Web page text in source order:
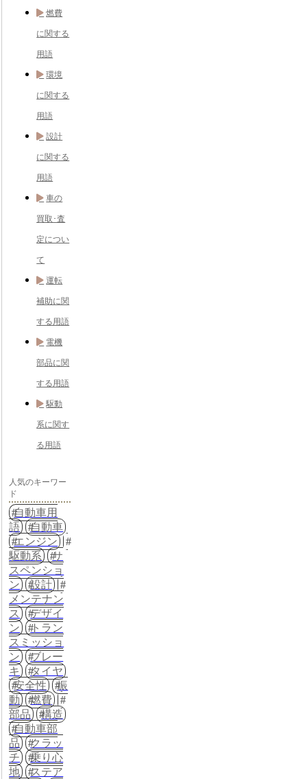
燃費
に関する
用語
環境
に関する
用語
設計
に関する
用語
車の
買取･査
定につい
て
運転
補助に関
する用語
電機
部品に関
する用語
駆動
系に関す
る用語
人気のキーワー
ド
自動車用
語
自動車
エンジン
駆動系
サ
スペンショ
ン
設計
メンテナン
ス
デザイ
ン
トラン
スミッショ
ン
ブレー
キ
タイヤ
安全性
振
動
燃費
部品
構造
自動車部
品
クラッ
チ
乗り心
地
ステア